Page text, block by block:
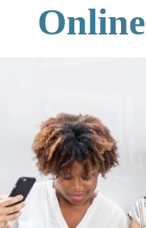
Online